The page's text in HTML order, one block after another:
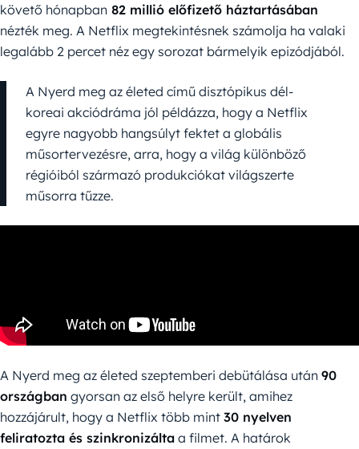
követő hónapban 82 millió előfizető háztartásában
nézték meg. A Netflix megtekintésnek számolja ha valaki
legalább 2 percet néz egy sorozat bármelyik epizódjából.
A Nyerd meg az életed című disztópikus dél-
koreai akciódráma jól példázza, hogy a Netflix
egyre nagyobb hangsúlyt fektet a globális
műsortervezésre, arra, hogy a világ különböző
régióiból származó produkciókat világszerte
műsorra tűzze.
A Nyerd meg az életed szeptemberi debütálása után 90
országban gyorsan az első helyre került, amihez
hozzájárult, hogy a Netflix több mint 30 nyelven
feliratozta és szinkronizálta a filmet. A határok